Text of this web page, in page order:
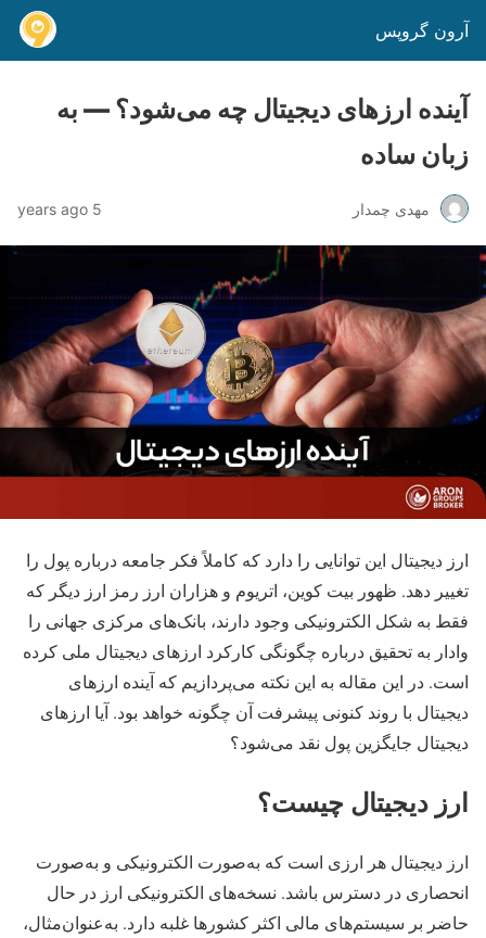
آرون گروپس
آینده ارزهای دیجیتال چه می‌شود؟ — به
زبان ساده
مهدی چمدار 5 years ago
ارز دیجیتال این توانایی را دارد که کاملاً فکر جامعه درباره پول را
تغییر دهد. ظهور بیت کوین، اتریوم و هزاران ارز رمز ارز دیگر که
فقط به شکل الکترونیکی وجود دارند، بانک‌های مرکزی جهانی را
وادار به تحقیق درباره چگونگی کارکرد ارزهای دیجیتال ملی کرده
است. در این مقاله به این نکته می‌پردازیم که آینده ارزهای
دیجیتال با روند کنونی پیشرفت آن چگونه خواهد بود. آیا ارزهای
دیجیتال جایگزین پول نقد می‌شود؟
ارز دیجیتال چیست؟
ارز دیجیتال هر ارزی است که به‌صورت الکترونیکی و به‌صورت
انحصاری در دسترس باشد. نسخه‌های الکترونیکی ارز در حال
حاضر بر سیستم‌های مالی اکثر کشورها غلبه دارد. به‌عنوان‌مثال،